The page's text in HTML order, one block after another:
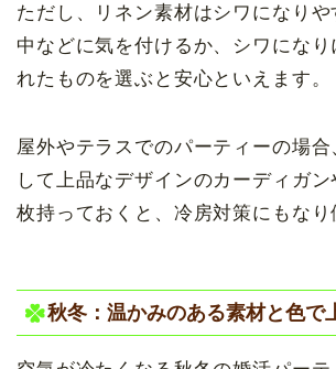
ただし、リネン素材はシワになり
中などに気を付けるか、シワになり
れたものを選ぶと安心といえます。
屋外やテラスでのパーティーの場合
して上品なデザインのカーディガ
枚持っておくと、冷房対策にもなり
秋冬：温かみのある素材と色で